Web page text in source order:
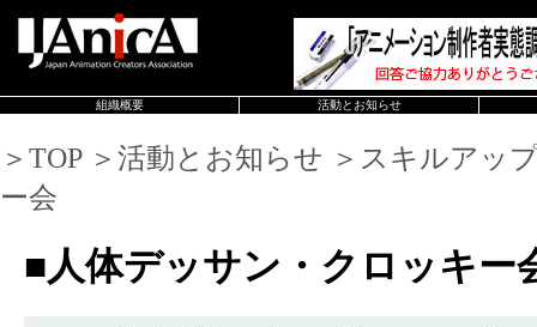
組織概要 活動とお知らせ
＞TOP ＞活動とお知らせ ＞スキルアッ
ー会
■人体デッサン・クロッキー